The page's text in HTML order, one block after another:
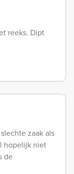
reeks. Dipt
zaak als
hopelijk niet
de